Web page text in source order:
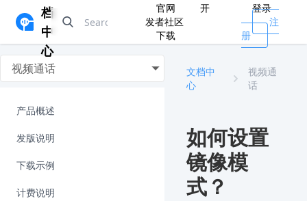
档
中
心
官网
开
发者社区
下载
登录
注
册
视频通话
产品概述
发版说明
下载示例
计费说明
文档中
心
视频通
话
如何设置
镜像模
式？